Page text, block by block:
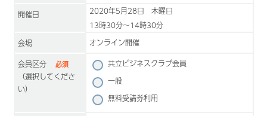
開催日
2020年5月28日 木曜日
13時30分〜14時30分
会場
オンライン開催
会員区分
必須
（選択してくださ
い）
共立ビジネスクラブ会員
一般
無料受講券利用